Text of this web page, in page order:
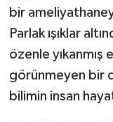
bir
Parlak ışıklar
özenle yıkanmış
görünmeyen bir
bilimin insan